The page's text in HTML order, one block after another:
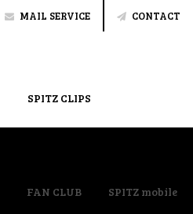
SPITZ CLIPS
MAIL SERVICE CONTACT
FAN CLUB SPITZ mobile